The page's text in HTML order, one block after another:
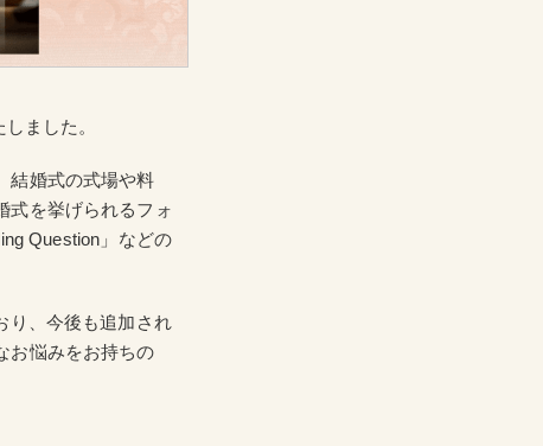
ました。
結婚式の式場や料
式を挙げられるフォ
Question」などの
り、今後も追加され
お悩みをお持ちの